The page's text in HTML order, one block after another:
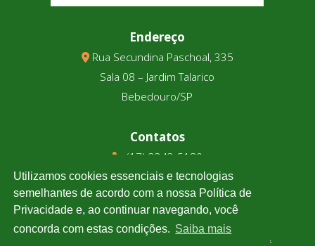
Endereço
Rua Secundina Paschoal, 335
Sala 08 – Jardim Talarico
Bebedouro/SP
Contatos
(17) 3343-5180
(17) 99123-9831
Cotação
Clique e confira a cotação de todas as moedas.
Utilizamos cookies essenciais e tecnologias
semelhantes de acordo com a nossa Política de
Privacidade e, ao continuar navegando, você
concorda com estas condições. Saiba mais